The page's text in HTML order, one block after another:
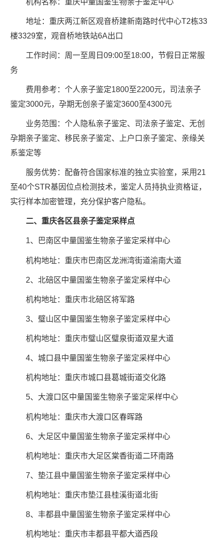
地址：重庆两江新区观音桥建新南路时代中心T2栋33
楼3329室，观音桥地铁站6A出口
工作时间：周一至周日09:00至18:00，节假日正常服
务
费用参考：个人亲子鉴定1800至2200元，司法亲子
鉴定3000元，孕期无创亲子鉴定3600至4300元
业务范围：个人隐私亲子鉴定、司法亲子鉴定、无创
孕期亲子鉴定、移民亲子鉴定、上户口亲子鉴定、亲缘关
系鉴定等
服务优势：配备符合国家标准的独立实验室，采用21
至40个STR基因位点检测技术，鉴定人员持执业资格证，
实行样本加密管理，充分保护客户隐私。
二、重庆各区县亲子鉴定采样点
1、巴南区中量国鉴生物亲子鉴定采样中心
机构地址：重庆市巴南区龙洲湾街道渝南大道
2、北碚区中量国鉴生物亲子鉴定采样中心
机构地址：重庆市北碚区将军路
3、璧山区中量国鉴生物亲子鉴定采样中心
机构地址：重庆市璧山区璧泉街道双星大道
4、城口县中量国鉴生物亲子鉴定采样中心
机构地址：重庆市城口县葛城街道交化路
5、大渡口区中量国鉴生物亲子鉴定采样中心
机构地址：重庆市大渡口区春晖路
6、大足区中量国鉴生物亲子鉴定采样中心
机构地址：重庆市大足区棠香街道二环南路
7、垫江县中量国鉴生物亲子鉴定采样中心
机构地址：重庆市垫江县桂溪街道北街
8、丰都县中量国鉴生物亲子鉴定采样中心
机构地址：重庆市丰都县平都大道西段